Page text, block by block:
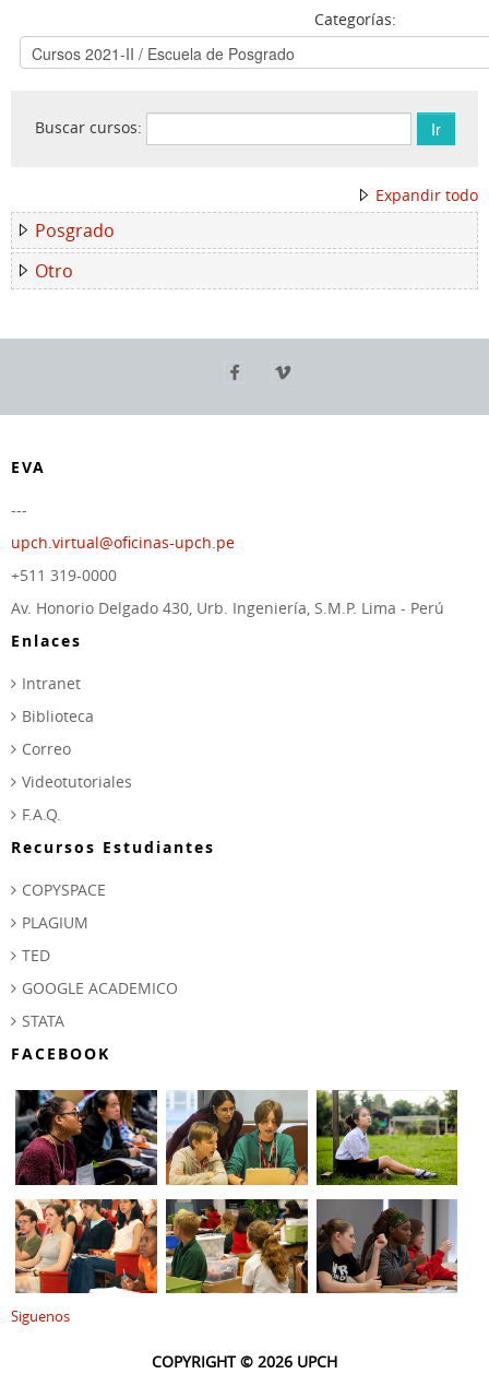
Categorías:
Buscar cursos:
Expandir todo
Posgrado
Otro
EVA
---
upch.virtual@oficinas-upch.pe
+511 319-0000
Av. Honorio Delgado 430, Urb. Ingeniería, S.M.P. Lima - Perú
Enlaces
Intranet
Biblioteca
Correo
Videotutoriales
F.A.Q.
Recursos Estudiantes
COPYSPACE
PLAGIUM
TED
GOOGLE ACADEMICO
STATA
FACEBOOK
Siguenos
COPYRIGHT © 2026 UPCH